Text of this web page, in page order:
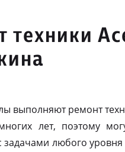
техники
выполняют ремонт
лет, поэтому
задачами любого